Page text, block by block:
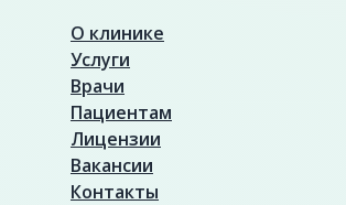
О клинике
Услуги
Врачи
Пациентам
Лицензии
Вакансии
Контакты